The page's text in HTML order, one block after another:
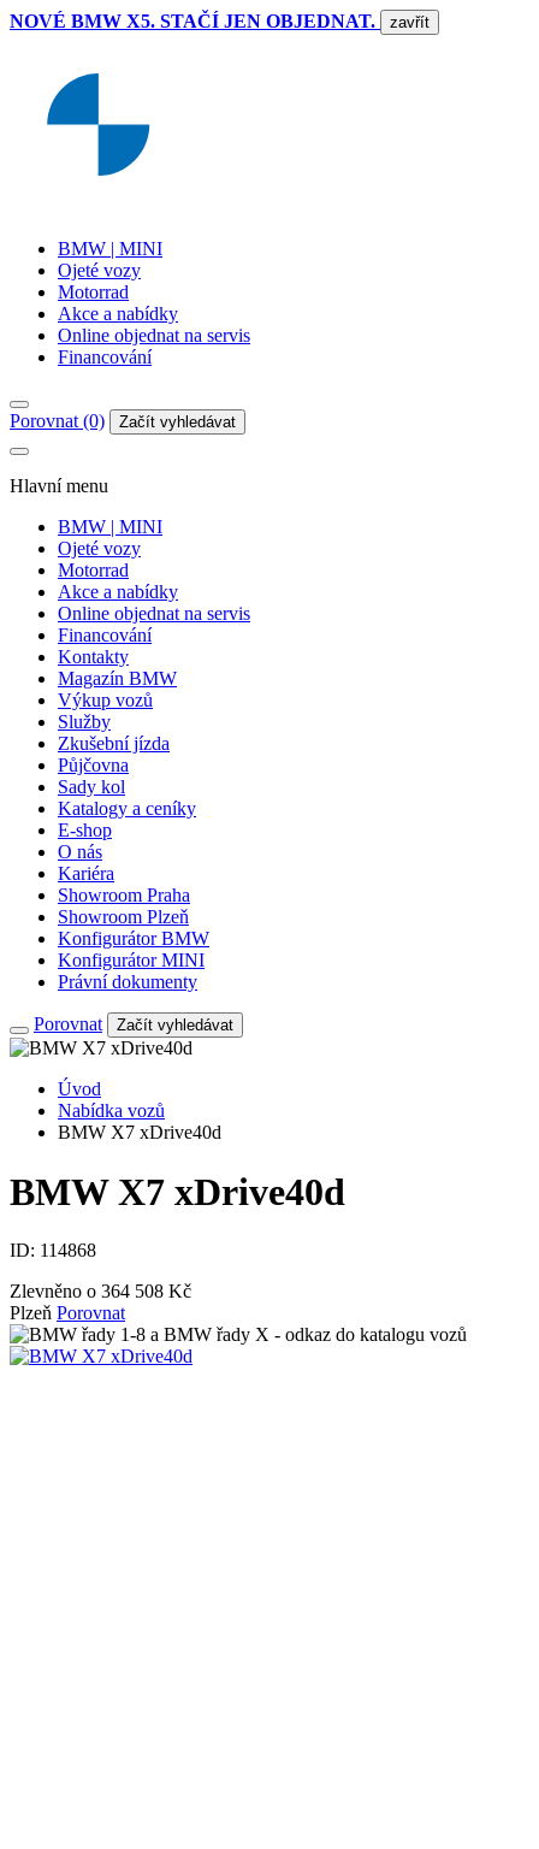
NOVÉ BMW X5. STAČÍ JEN OBJEDNAT. zavřít
BMW | MINI
Ojeté vozy
Motorrad
Akce a nabídky
Online objednat na servis
Financování
Porovnat (0) Začít vyhledávat
Hlavní menu
BMW | MINI
Ojeté vozy
Motorrad
Akce a nabídky
Online objednat na servis
Financování
Kontakty
Magazín BMW
Výkup vozů
Služby
Zkušební jízda
Půjčovna
Sady kol
Katalogy a ceníky
E-shop
O nás
Kariéra
Showroom Praha
Showroom Plzeň
Konfigurátor BMW
Konfigurátor MINI
Právní dokumenty
Porovnat Začít vyhledávat
Úvod
Nabídka vozů
BMW X7 xDrive40d
BMW X7 xDrive40d
ID: 114868
Zlevněno o 364 508 Kč
Plzeň Porovnat